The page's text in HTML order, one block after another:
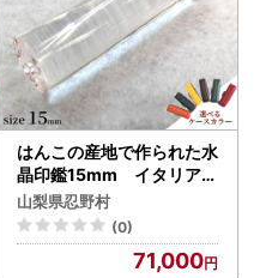
はんこの産地で作られた水
晶印鑑15mm イタリアン
レザー印鑑ケース付き
山梨県忍野村
(0)
71,000